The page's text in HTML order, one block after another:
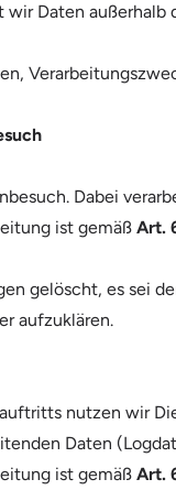
wir Daten
Dabei
ist gemäß Art.
gelöscht, es sei
aufzuklären.
nutzen wir
Daten
ist gemäß Art.